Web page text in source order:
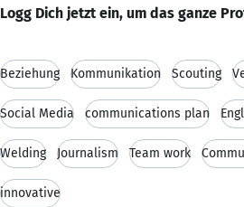
Logg Dich jetzt ein, um das ganze
Beziehung Kommunikation Scouting
Social Media communications plan
Welding Journalism Team work
innovative